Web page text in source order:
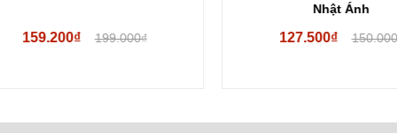
159.200₫ 199.000₫
Nhật Ánh
127.500₫ 150.000₫